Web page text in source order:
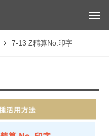
7-13 Z精算No.印字